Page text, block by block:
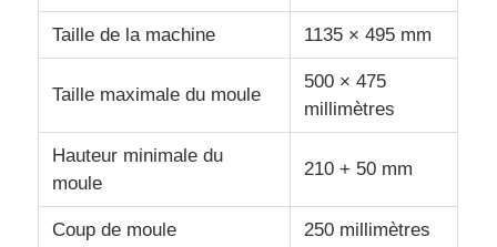
Produits
Taille de la machine 1135 × 495 mm
Taille maximale du moule
500 × 475
millimètres
Hauteur minimale du
moule
210 + 50 mm
Coup de moule 250 millimètres